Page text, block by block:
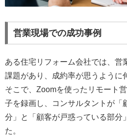
営業現場での成功事例
ある住宅リフォーム会社では、営
課題があり、成約率が思うように
そこで、Zoomを使ったリモート
子を録画し、コンサルタントが「
分」と「顧客が戸惑っている部分
た。